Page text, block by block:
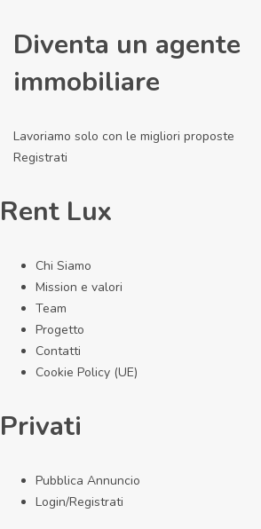
Diventa un agente
immobiliare
Lavoriamo solo con le migliori proposte
Registrati
Rent Lux
Chi Siamo
Mission e valori
Team
Progetto
Contatti
Cookie Policy (UE)
Privati
Pubblica Annuncio
Login/Registrati